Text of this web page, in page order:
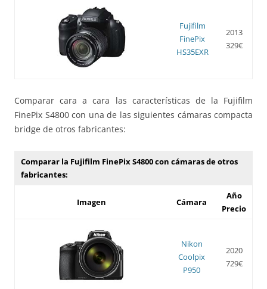
Fujifilm
FinePix
HS35EXR
2013
329€
Comparar cara a cara las características de la Fujifilm
FinePix S4800 con una de las siguientes cámaras compacta
bridge de otros fabricantes:
Comparar la Fujifilm FinePix S4800 con cámaras de otros
fabricantes:
Imagen Cámara
Año
Precio
Nikon
Coolpix
P950
2020
729€